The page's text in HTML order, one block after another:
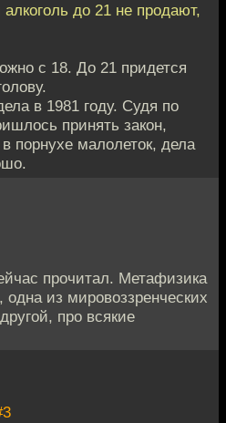
до 21 не продают,
с 18. До 21 придется
в 1981 году. Судя по
принять закон,
порнухе малолеток, дела
прочитал. Метафизика
из мировоззренческих
про всякие